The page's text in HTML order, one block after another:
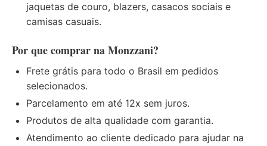
jaquetas de couro, blazers, casacos sociais e
camisas casuais.
Por que comprar na Monzzani?
Frete grátis para todo o Brasil em pedidos
selecionados.
Parcelamento em até 12x sem juros.
Produtos de alta qualidade com garantia.
Atendimento ao cliente dedicado para ajudar na